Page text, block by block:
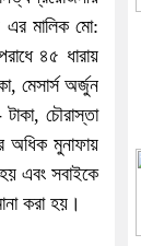
এর মালিক মো:
৪৫ ধারায়
মেসার্স অর্জুন
চৌরাস্তা
অধিক মুনাফায়
এবং সবাইকে
করা হয়।